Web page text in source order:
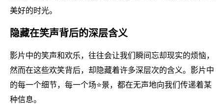
美好的时光。
隐藏在笑声背后的深层含义
影片中的笑声和欢乐，往往会让我们瞬间忘却现实的烦恼，
然而在这些欢笑背后，却隐藏着许多深层次的含义。影片中
的每一个细节，每一个场⭐景，都在无声地向我们传递着某
种信息。